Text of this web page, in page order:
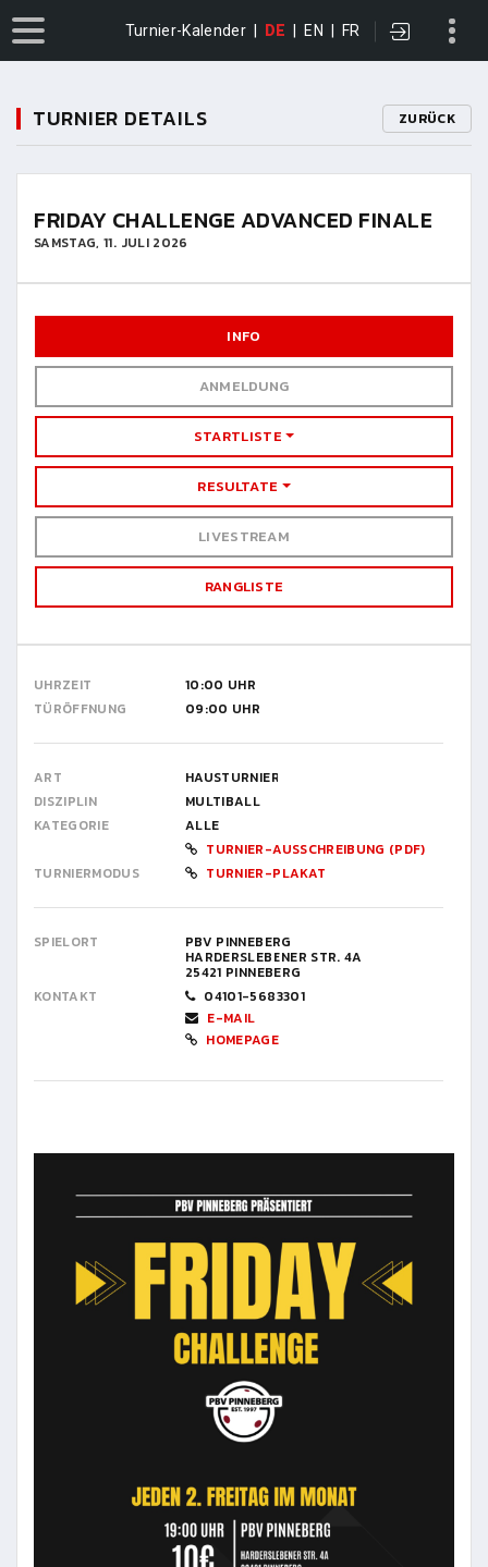
Turnier-Kalender DE EN FR
TURNIER DETAILS ZURÜCK
FRIDAY CHALLENGE ADVANCED FINALE
SAMSTAG, 11. JULI 2026
INFO
ANMELDUNG
STARTLISTE
RESULTATE
LIVESTREAM
RANGLISTE
UHRZEIT
10:00 UHR
TÜRÖFFNUNG
09:00 UHR
ART
HAUSTURNIER
DISZIPLIN
MULTIBALL
KATEGORIE
ALLE
TURNIER-AUSSCHREIBUNG (PDF)
TURNIERMODUS
TURNIER-PLAKAT
SPIELORT PBV PINNEBERG
HARDERSLEBENER STR. 4A
25421 PINNEBERG
KONTAKT
04101-5683301
E-MAIL
HOMEPAGE